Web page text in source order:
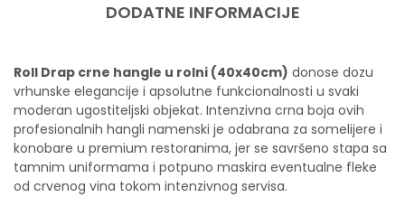
DODATNE INFORMACIJE
Roll Drap crne hangle u rolni (40x40cm) donose dozu
vrhunske elegancije i apsolutne funkcionalnosti u svaki
moderan ugostiteljski objekat. Intenzivna crna boja ovih
profesionalnih hangli namenski je odabrana za somelijere i
konobare u premium restoranima, jer se savršeno stapa sa
tamnim uniformama i potpuno maskira eventualne fleke
od crvenog vina tokom intenzivnog servisa.